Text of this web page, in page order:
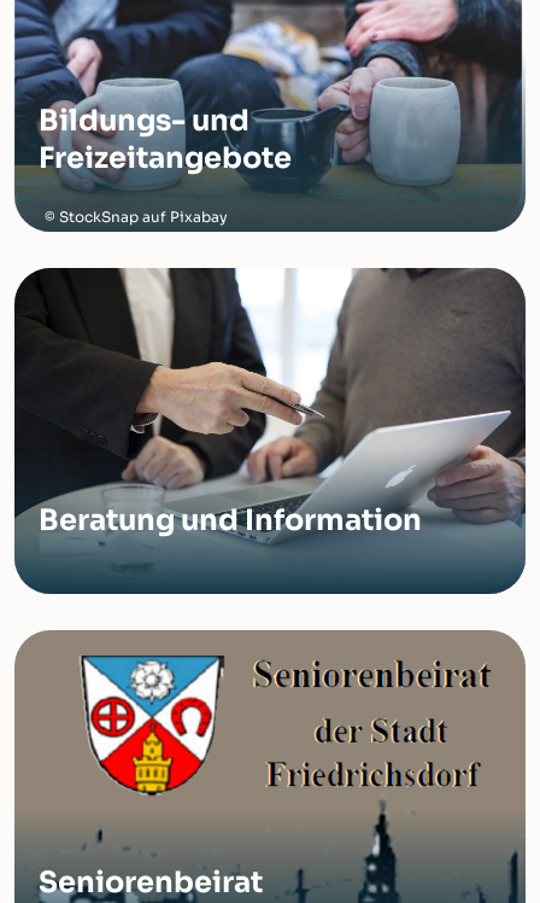
Bildungs- und
Freizeitangebote
StockSnap auf Pixabay
Beratung und Information
Seniorenbeirat